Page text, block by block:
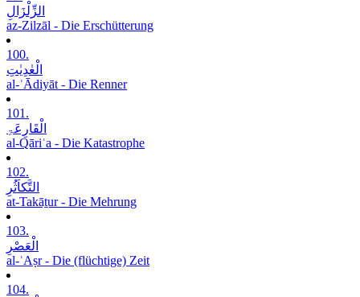
الزِّلْزَالِ
az-Zilzāl - Die Erschütterung
100.
الْعٰدِیٰتِ
al-ʿĀdiyāt - Die Renner
101.
الْقَارِعَۃِ
al-Qāriʿa - Die Katastrophe
102.
التَّکاَثُرِ
at-Takāṯur - Die Mehrung
103.
الْعَصْرِ
al-ʿAṣr - Die (flüchtige) Zeit
104.